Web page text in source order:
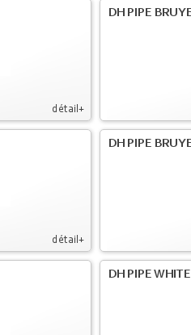
détail+
DH PIPE
détail+
DH PIPE
DH PIPE